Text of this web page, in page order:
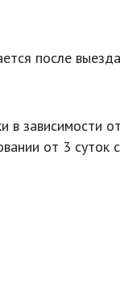
после
в зависимости
от 3 суток